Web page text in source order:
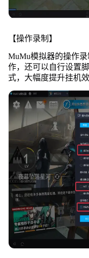
【操作录制】
MuMu模拟器的操作
作，还可以自行设置
式，大幅度提升挂机